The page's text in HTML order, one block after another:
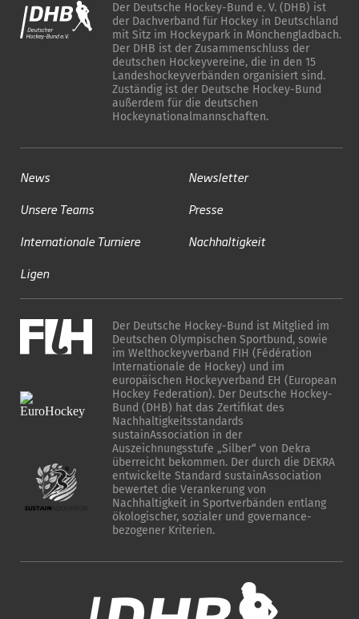
Der Deutsche Hockey-Bund e. V. (DHB) ist
der Dachverband für Hockey in Deutschland
mit Sitz im Hockeypark in Mönchengladbach.
Der DHB ist der Zusammenschluss der
deutschen Hockeyvereine, die in den 15
Landeshockeyverbänden organisiert sind.
Zuständig ist der Deutsche Hockey-Bund
außerdem für die deutschen
Hockeynationalmannschaften.
News
Unsere Teams
Internationale Turniere
Ligen
Newsletter
Presse
Nachhaltigkeit
Der Deutsche Hockey-Bund ist Mitglied im
Deutschen Olympischen Sportbund, sowie
im Welthockeyverband FIH (Fédération
Internationale de Hockey) und im
europäischen Hockeyverband EH (European
Hockey Federation). Der Deutsche Hockey-
Bund (DHB) hat das Zertifikat des
Nachhaltigkeitsstandards
sustainAssociation in der
Auszeichnungsstufe „Silber“ von Dekra
überreicht bekommen. Der durch die DEKRA
entwickelte Standard sustainAssociation
bewertet die Verankerung von
Nachhaltigkeit in Sportverbänden entlang
ökologischer, sozialer und governance-
bezogener Kriterien.